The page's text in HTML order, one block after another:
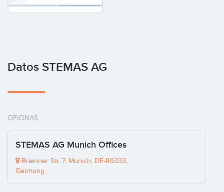
Datos STEMAS AG
OFICINAS
STEMAS AG Munich Offices
Brienner Str. 7, Munich, DE-80333,
Germany